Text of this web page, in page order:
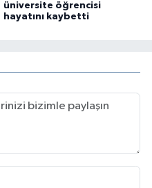
üniversite öğrencisi
hayatını kaybetti